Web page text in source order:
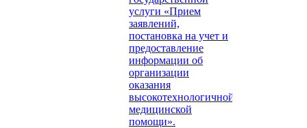
услуги «Прием
заявлений,
постановка на учет и
предоставление
информации об
организации
оказания
высокотехнологичной
медицинской
помощи».